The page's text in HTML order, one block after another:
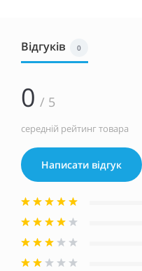
Відгуків 0
0 / 5
середній рейтинг товара
Написати відгук